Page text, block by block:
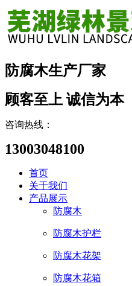
防腐木生产厂家
顾客至上 诚信为本
咨询热线：
13003048100
首页
关于我们
产品展示
防腐木
防腐木护栏
防腐木花架
防腐木花箱